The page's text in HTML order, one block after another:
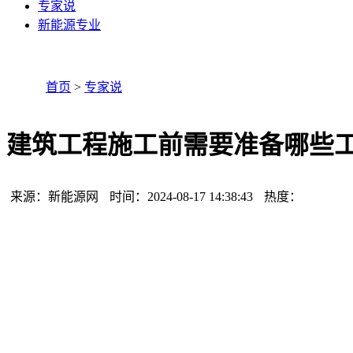
专家说
新能源专业
首页 > 专家说
建筑工程施工前需要准备哪些
来源：新能源网 时间：2024-08-17 14:38:43 热度：